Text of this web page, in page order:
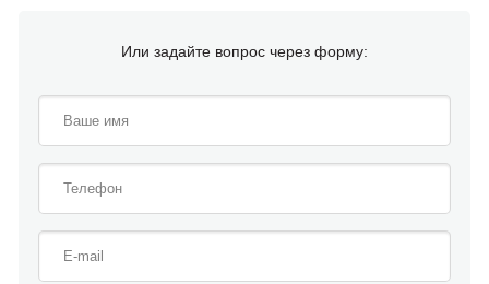
Или задайте вопрос через форму: